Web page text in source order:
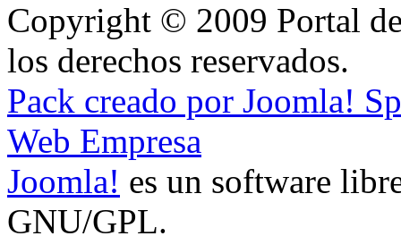
Copyright © 2009 Portal
los derechos reservados.
Pack creado por Joomla!
Web Empresa
Joomla! es un software
GNU/GPL.